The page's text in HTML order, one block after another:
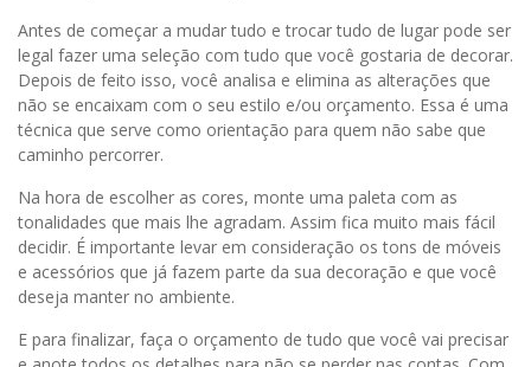
Antes de começar a mudar tudo e trocar tudo de lugar pode ser
legal fazer uma seleção com tudo que você gostaria de decorar.
Depois de feito isso, você analisa e elimina as alterações que
não se encaixam com o seu estilo e/ou orçamento. Essa é uma
técnica que serve como orientação para quem não sabe que
caminho percorrer.
Na hora de escolher as cores, monte uma paleta com as
tonalidades que mais lhe agradam. Assim fica muito mais fácil
decidir. É importante levar em consideração os tons de móveis
e acessórios que já fazem parte da sua decoração e que você
deseja manter no ambiente.
E para finalizar, faça o orçamento de tudo que você vai precisar